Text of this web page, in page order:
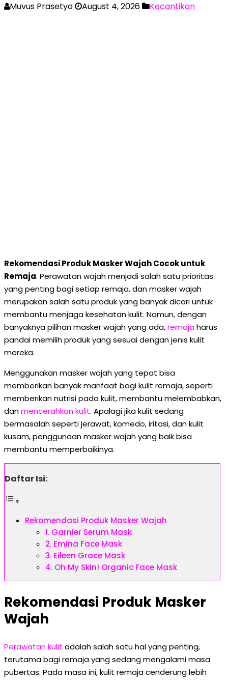
Muvus Prasetyo August 4, 2026 Kecantikan
Rekomendasi Produk Masker Wajah Cocok untuk
Remaja. Perawatan wajah menjadi salah satu prioritas
yang penting bagi setiap remaja, dan masker wajah
merupakan salah satu produk yang banyak dicari untuk
membantu menjaga kesehatan kulit. Namun, dengan
banyaknya pilihan masker wajah yang ada,remajaharus
pandai memilih produk yang sesuai dengan jenis kulit
mereka.
Menggunakan masker wajah yang tepat bisa
memberikan banyak manfaat bagi kulit remaja, seperti
memberikan nutrisi pada kulit, membantu melembabkan,
danmencerahkan kulit. Apalagi jika kulit sedang
bermasalah seperti jerawat, komedo, iritasi, dan kulit
kusam, penggunaan masker wajah yang baik bisa
membantu memperbaikinya.
Daftar Isi:
Rekomendasi Produk Masker Wajah
1. Garnier Serum Mask
2. Emina Face Mask
3. Eileen Grace Mask
4. Oh My Skin! Organic Face Mask
Rekomendasi Produk Masker
Wajah
Perawatan kulit adalah salah satu hal yang penting,
terutama bagi remaja yang sedang mengalami masa
pubertas. Pada masa ini, kulit remaja cenderung lebih